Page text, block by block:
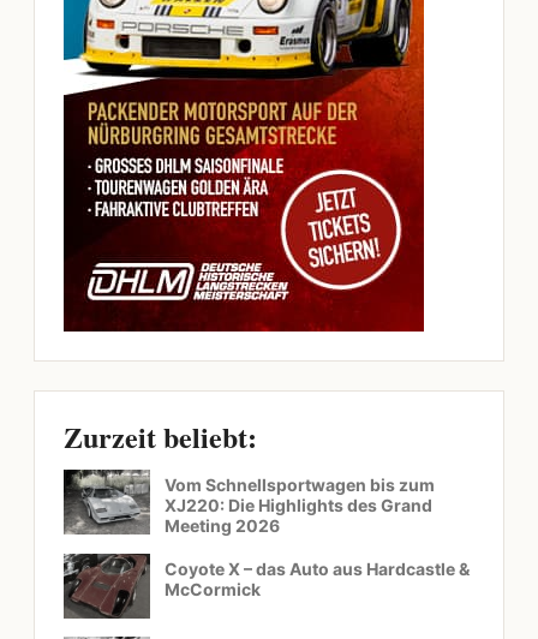
Zurzeit beliebt:
Vom Schnellsportwagen bis zum
XJ220: Die Highlights des Grand
Meeting 2026
Coyote X – das Auto aus Hardcastle &
McCormick